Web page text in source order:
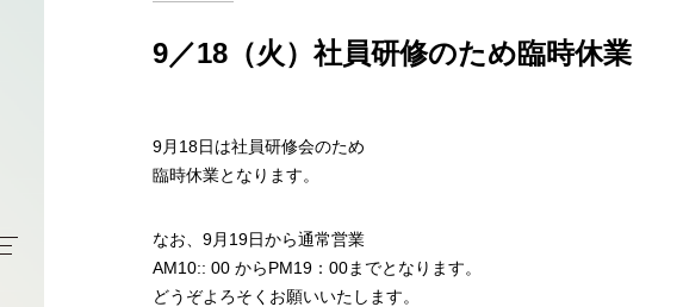
9／18（火）社員研修のため臨時休業
9月18日は社員研修会のため
臨時休業となります。
なお、9月19日から通常営業
AM10:: 00 からPM19：00までとなります。
どうぞよろそくお願いいたします。